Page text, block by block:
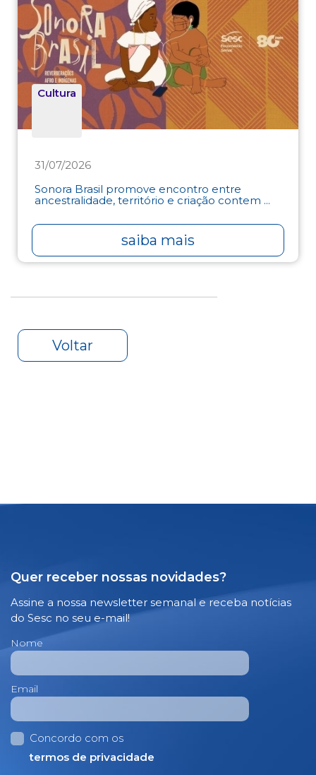
Cultura
31/07/2026
Sonora Brasil promove encontro entre
ancestralidade, território e criação contem ...
saiba mais
Voltar
Quer receber nossas novidades?
Assine a nossa newsletter semanal e receba notícias
do Sesc no seu e-mail!
Nome
Email
Concordo com os
termos de privacidade